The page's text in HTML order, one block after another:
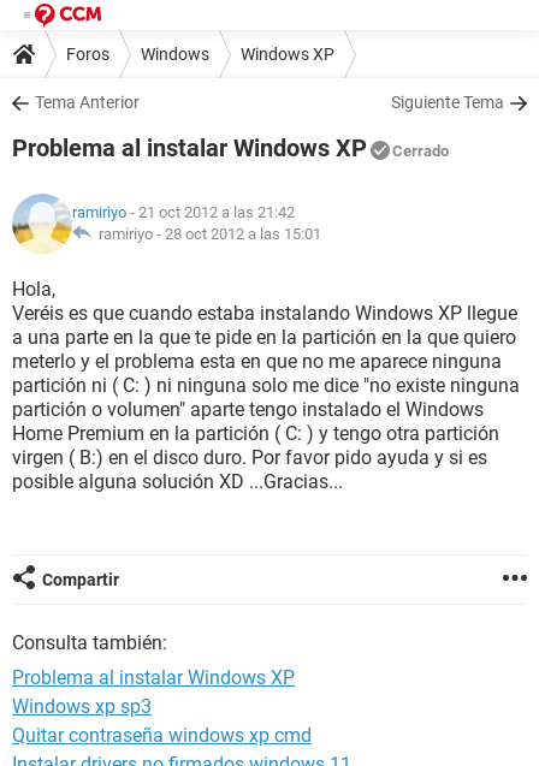
Foros Windows Windows XP
Tema Anterior Siguiente Tema
Problema al instalar Windows XP Cerrado
ramiriyo - 21 oct 2012 a las 21:42
ramiriyo - 28 oct 2012 a las 15:01
Hola,
Veréis es que cuando estaba instalando Windows XP llegue
a una parte en la que te pide en la partición en la que quiero
meterlo y el problema esta en que no me aparece ninguna
partición ni ( C: ) ni ninguna solo me dice "no existe ninguna
partición o volumen" aparte tengo instalado el Windows
Home Premium en la partición ( C: ) y tengo otra partición
virgen ( B:) en el disco duro. Por favor pido ayuda y si es
posible alguna solución XD ...Gracias...
Compartir
Consulta también:
Problema al instalar Windows XP
Windows xp sp3
Quitar contraseña windows xp cmd